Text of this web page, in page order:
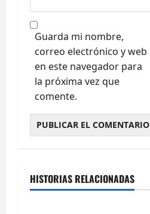
Guarda mi nombre,
correo electrónico y web
en este navegador para
la próxima vez que
comente.
HISTORIAS RELACIONADAS
Ourense